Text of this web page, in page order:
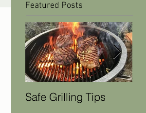
Featured Posts
Safe Grilling Tips